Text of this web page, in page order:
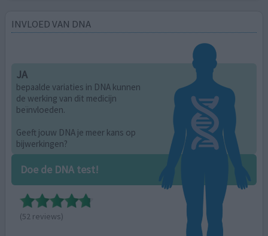
INVLOED VAN DNA
JA
bepaalde variaties in DNA kunnen
de werking van dit medicijn
beïnvloeden.
Geeft jouw DNA je meer kans op
bijwerkingen?
Doe de DNA test!
(52 reviews)